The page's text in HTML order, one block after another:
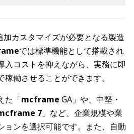
加カスタマイズが必要となる製造
では標準機能として搭載され
入コストを抑えながら、実務に即
働させることができます。
た「mcframe GA」や、中堅・
7 」など、企業規模や業
ョンを選択可能です。また、自動